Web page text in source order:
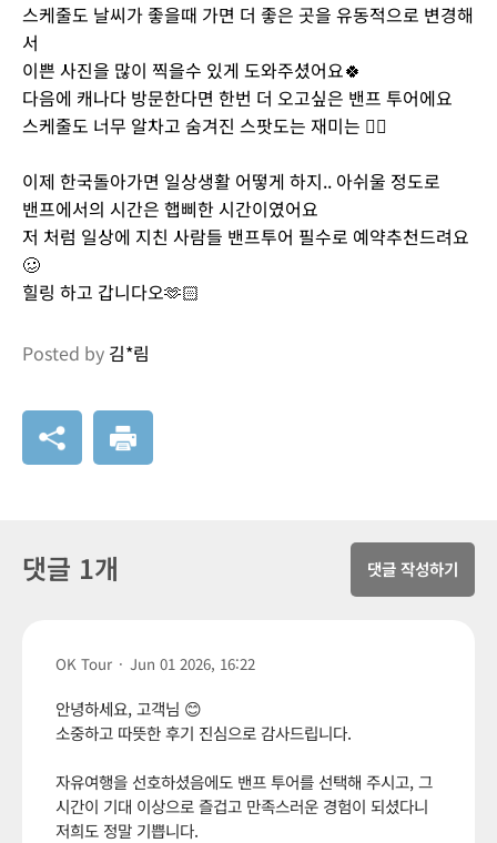
스케줄도 날씨가 좋을때 가면 더 좋은 곳을 유동적으로 변경해
서
이쁜 사진을 많이 찍을수 있게 도와주셨어요🍀
다음에 캐나다 방문한다면 한번 더 오고싶은 밴프 투어에요
스케줄도 너무 알차고 숨겨진 스팟도는 재미는 👍🏻
이제 한국돌아가면 일상생활 어떻게 하지.. 아쉬울 정도로
밴프에서의 시간은 햅삐한 시간이였어요
저 처럼 일상에 지친 사람들 밴프투어 필수로 예약추천드려요
🥴
힐링 하고 갑니다오🫶🏻
Posted by 김*림
댓글 1개 댓글 작성하기
OK Tour · Jun 01 2026, 16:22
안녕하세요, 고객님 😊
소중하고 따뜻한 후기 진심으로 감사드립니다.
자유여행을 선호하셨음에도 밴프 투어를 선택해 주시고, 그
시간이 기대 이상으로 즐겁고 만족스러운 경험이 되셨다니
저희도 정말 기쁩니다.